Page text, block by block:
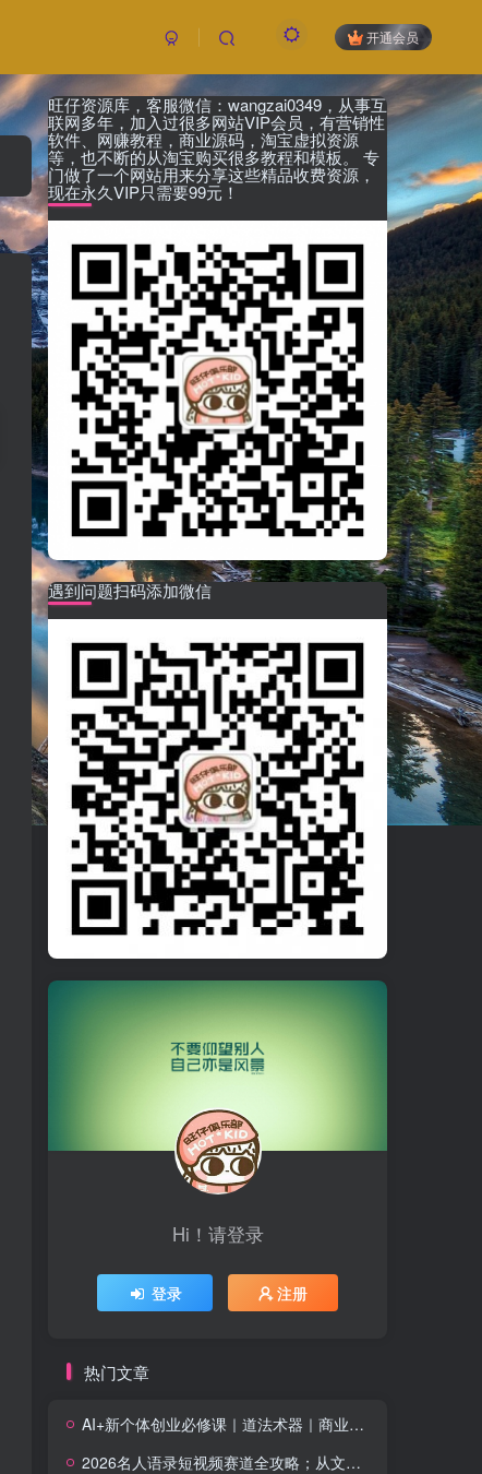
开通会员
旺仔资源库，客服微信：wangzai0349，从事互
联网多年，加入过很多网站VIP会员，有营销性
软件、网赚教程，商业源码，淘宝虚拟资源
等，也不断的从淘宝购买很多教程和模板。 专
门做了一个网站用来分享这些精品收费资源，
现在永久VIP只需要99元！
遇到问题扫码添加微信
Hi！请登录
登录 注册
热门文章
AI+新个体创业必修课｜道法术器｜商业逻辑·小红书流量·AI智能体｜低成本打造个人变现小生意全套教学
2026名人语录短视频赛道全攻略；从文案撰写到声音克隆部署，系统掌握涨粉变现双赢制作技术